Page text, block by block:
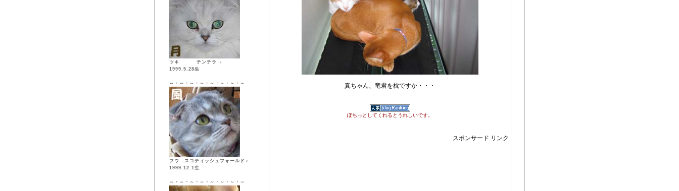
ツキ チンチラ ♀
1999.5.28生
～・～・～・～・～・～・～・～
フウ スコティッシュフォールド♀
1999.12.1生
～・～・～・～・～・～・～・～
真ちゃん、竜君を枕ですか・・・
ぽちっとしてくれるとうれしいです。
スポンサード リンク